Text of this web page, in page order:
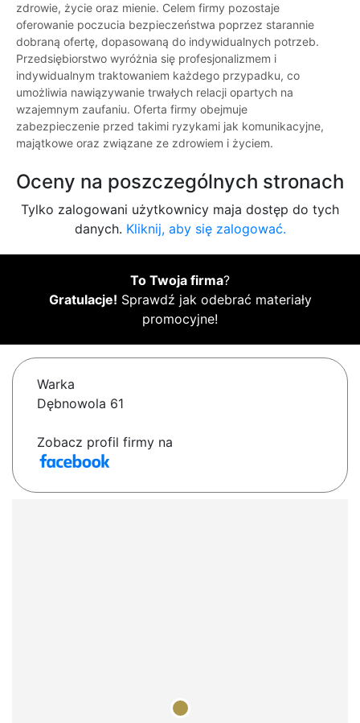
zdrowie, życie oraz mienie. Celem firmy pozostaje
oferowanie poczucia bezpieczeństwa poprzez starannie
dobraną ofertę, dopasowaną do indywidualnych potrzeb.
Przedsiębiorstwo wyróżnia się profesjonalizmem i
indywidualnym traktowaniem każdego przypadku, co
umożliwia nawiązywanie trwałych relacji opartych na
wzajemnym zaufaniu. Oferta firmy obejmuje
zabezpieczenie przed takimi ryzykami jak komunikacyjne,
majątkowe oraz związane ze zdrowiem i życiem.
Oceny na poszczególnych stronach
Tylko zalogowani użytkownicy maja dostęp do tych
danych. Kliknij, aby się zalogować.
To Twoja firma?
Gratulacje! Sprawdź jak odebrać materiały
promocyjne!
Warka
Dębnowola 61
Zobacz profil firmy na